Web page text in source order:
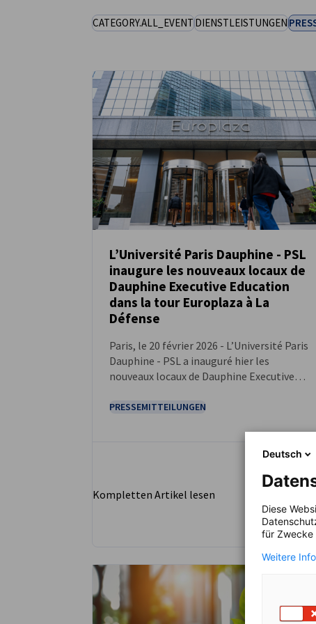
France
CATEGORY.ALL_EVENTDIENSTLEISTUNGEN
NEUIGKEITEN
L’Université Paris Dauphine - PSL
inaugure les nouveaux locaux de
Dauphine Executive Education
dans la tour Europlaza à La
Défense
Paris, le 20 février 2026 - L’Université Paris
Dauphine - PSL a inauguré hier les
nouveaux locaux de Dauphine Executive
continue, dans la tour Europlaza à La
PRESSEMITTEILUNGEN
Kompletten Artikel lesen
Deutsch
Diese
für Zwecke
Weitere